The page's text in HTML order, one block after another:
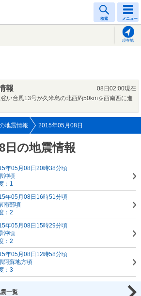
検索 メニュー
現在地
報
08日02:00現在
い台風13号が久米島の北西約50kmを西南西に進
地震情報 2015年05月08日
日の地震情報
年05月08日20時38分頃
沖頃
：1
年05月08日16時51分頃
南部頃
：2
年05月08日15時29分頃
沖頃
：2
年05月08日12時58分頃
阿蘇地方頃
：3
一覧